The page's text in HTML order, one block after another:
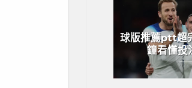
球版推薦ptt超
鐘看懂投